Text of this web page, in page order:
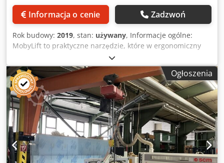
Informacja o cenie Zadzwoń
Rok budowy: 2019, stan: używany, Informacje ogólne:
MobyLift to praktyczne narzędzie, które w ergonomiczny
sposób umożliwia podnoszenie, transportowanie i
ustawianie różnych produktów, takich jak drzwi, blaty
stołowe i inne płyty, a także panele. Z punktu widzenia
efektywności pracy, MobyLift to inwestycja, która się
opłaca. Jest łatwy w obsłudze, redukuje liczbę
uszkodzonych produktów, zwiększa produktywność,
zapobiega bólom pleców, a tym samym zmniejsza liczbę
dni nieobecności w pracy spowodowanych problemami
zdrowotnymi. MobyLift został opracowany we współpracy z
renomowanymi firmami montażowymi, łącząc ich wiedzę i
doświadczenie z naszym know-how, aby stworzyć
Ogłoszenia